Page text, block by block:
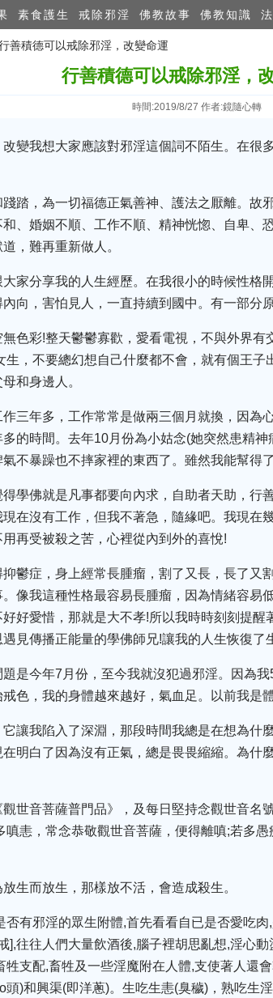
素食護生 戒除邪淫 佛教故事 佛教知識
善積德可以戒除邪淫，改變命運
行善積德可以戒除邪淫，
時間:2019/8/27 作者:鏡隨心轉
變我想大家應該對邪淫這個詞不陌生。在很
踏，為一切福德正氣善神、護法之厭離。故
、婚姻不順、工作不順、精神恍惚、自卑、
，難再重新做人。
家分享我的人生經歷。在我很小的時候性格
向，害怕見人，一直持續到國中。有一部分
色彩!整天鬱鬱寡歡，愛看電視，不與外界
生，不要總幻想自己什麼都不會，就有個王
和身邊人。
三年多，工作常常是做兩三個月就換，因為
的時間。去年10月份為小姑念(她突然患精
不暴躁也不摔家裡的東西了。雖然我能幫得
學佛就是凡事都要向內求，自助者天助，行
在沒有工作，但我不著急，隨緣吧。我現在
再受被殺之苦，心裡從內到外的喜悅!
鬱症，身上經常長腫瘤，割了又長，長了又
像我這種性格最容易長腫瘤，因為情緒容易
好愛惜，那就是大不孝!所以我時時刻刻提
見傳播正能量的學佛師兄!讓我的人生恢復了
是今年7月份，至今我就沒犯過邪淫。因為
色，我的身體越來越好，氣血足。以前我是
讓我陷入了深淵，那段時間我總是在想為什
明白了因為沒有正氣，總是畏畏縮縮。為什
世音菩薩普門品》，及每日堅持念觀世音名
嗔恚，常念恭敬觀世音菩薩，便得離嗔;若多
生而放生，那樣放不活，會造成殺生。
否有邪淫的眾生附體,首先看看自已是否愛吃
],往往人們大量飲酒後,腦子裡胡思亂想,淫心
支配,畜牲及一些淫魔附在人體,支使著人還
)和興渠(即洋蔥)。生吃生恚(臭穢)，熟吃生